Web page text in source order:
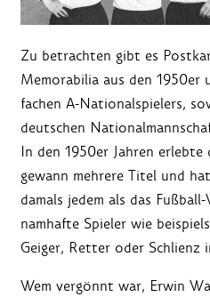
Zu betrachten gibt es
Memorabilia aus den 1950er
fachen A-Nationalspielers,
deutschen
In den 1950er Jahren
gewann mehrere Titel und
damals jedem als das
namhafte Spieler wie
Geiger, Retter oder Schlienz
Wem vergönnt war, Erwin